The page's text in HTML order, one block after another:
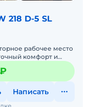
218 D-5 SL
рабочее место
комфорт и
обзору спереди
Написать